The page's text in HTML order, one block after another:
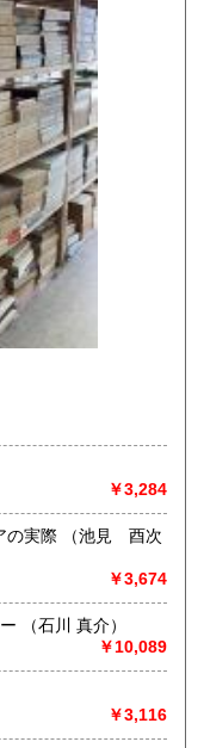
科学、美術工芸、国
味、外国書、サブ
￥3,284
見 酉次
￥3,674
金沢能登殺人周遊 書下し長編 ミステリー （石川 真介）
￥10,089
￥3,116